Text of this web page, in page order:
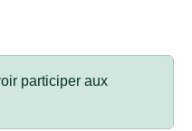
participer aux